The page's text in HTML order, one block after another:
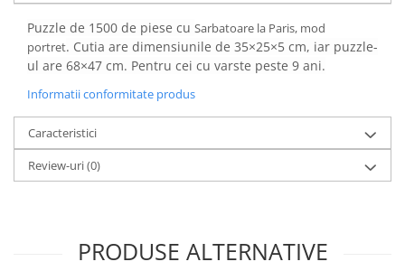
Lord of The Rings
Naruto Shippuden
Sailor Moon
Harry Potter
Star Trek
Fallout
Collectibles
Puzzle de 1500 de piese cu Sarbatoare la Paris, mod
portret. Cutia are dimensiunile de 35×25×5 cm, iar puzzle-
ul are 68×47 cm. Pentru cei cu varste peste 9 ani.
Informatii conformitate produs
Caracteristici
Review-uri(0)
PRODUSE ALTERNATIVE